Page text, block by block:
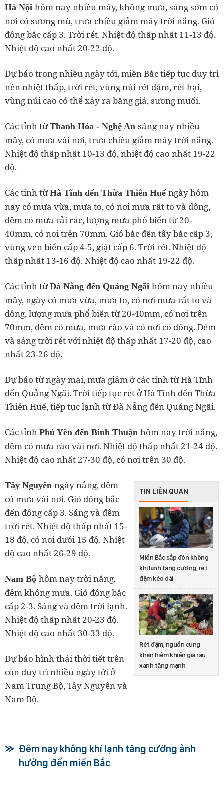
Hà Nội hôm nay nhiều mây, không mưa, sáng sớm có
nơi có sương mù, trưa chiều giảm mây trời nắng. Gió
đông bắc cấp 3. Trời rét. Nhiệt độ thấp nhất 11-13 độ.
Nhiệt độ cao nhất 20-22 độ.
Dự báo trong nhiều ngày tới, miền Bắc tiếp tục duy trì
nền nhiệt thấp, trời rét, vùng núi rét đậm, rét hại,
vùng núi cao có thể xảy ra băng giá, sương muối.
Các tỉnh từThanh Hóa - Nghệ An sáng nay nhiều
mây, có mưa vài nơi, trưa chiều giảm mây trời nắng.
Nhiệt độ thấp nhất 10-13 độ, nhiệt độ cao nhất 19-22
độ.
Các tỉnh từHà Tĩnh đến Thừa Thiên Huế ngày hôm
nay có mưa vừa, mưa to, có nơi mưa rất to và dông,
đêm có mưa rải rác, lượng mưa phổ biến từ 20-
40mm, có nơi trên 70mm. Gió bắc đến tây bắc cấp 3,
vùng ven biển cấp 4-5, giật cấp 6. Trời rét. Nhiệt độ
thấp nhất 13-16 độ. Nhiệt độ cao nhất 19-22 độ.
Các tỉnh từĐà Nẵng đến Quảng Ngãi hôm nay nhiều
mây, ngày có mưa vừa, mưa to, có nơi mưa rất to và
dông, lượng mưa phổ biến từ 20-40mm, có nơi trên
70mm, đêm có mưa, mưa rào và có nơi có dông. Đêm
và sáng trời rét với nhiệt độ thấp nhất 17-20 độ, cao
nhất 23-26 độ.
Dự báo từ ngày mai, mưa giảm ở các tỉnh từ Hà Tĩnh
đến Quảng Ngãi. Trời tiếp tục rét ở Hà Tĩnh đến Thừa
Thiên Huế, tiếp tục lạnh từ Đà Nẵng đến Quảng Ngãi.
Các tỉnh Phú Yên đến Bình Thuận hôm nay trời nắng,
đêm có mưa rào vài nơi. Nhiệt độ thấp nhất 21-24 độ.
Nhiệt độ cao nhất 27-30 độ, có nơi trên 30 độ.
TIN LIÊN QUAN
Miền Bắc sắp đón không
khí lạnh tăng cường, rét
đậm kéo dài
Rét đậm, nguồn cung
khan hiếm khiến giá rau
xanh tăng mạnh
Tây Nguyên ngày nắng, đêm
có mưa vài nơi. Gió đông bắc
đến đông cấp 3. Sáng và đêm
trời rét. Nhiệt độ thấp nhất 15-
18 độ, có nơi dưới 15 độ. Nhiệt
độ cao nhất 26-29 độ.
Nam Bộ hôm nay trời nắng,
đêm không mưa. Gió đông bắc
cấp 2-3. Sáng và đêm trời lạnh.
Nhiệt độ thấp nhất 20-23 độ.
Nhiệt độ cao nhất 30-33 độ.
Dự báo hình thái thời tiết trên
còn duy trì nhiều ngày tới ở
Nam Trung Bộ, Tây Nguyên và
Nam Bộ.
Đêm nay không khí lạnh tăng cường ảnh
hưởng đến miền Bắc